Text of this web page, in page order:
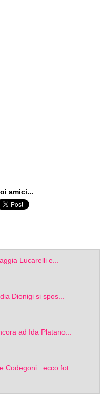
amici...
Lucarelli e...
Dionigi si spos...
ad Ida Platano...
Codegoni : ecco fot...